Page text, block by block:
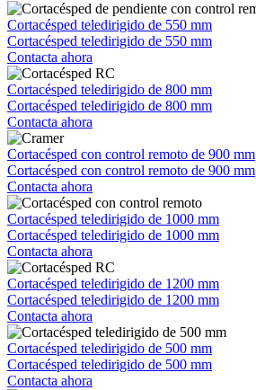
Cortacésped teledirigido de 550 mm
Cortacésped teledirigido de 550 mm
Contacta ahora
Cortacésped teledirigido de 800 mm
Cortacésped teledirigido de 800 mm
Contacta ahora
Cortacésped con control remoto de 900 mm
Cortacésped con control remoto de 900 mm
Contacta ahora
Cortacésped teledirigido de 1000 mm
Cortacésped teledirigido de 1000 mm
Contacta ahora
Cortacésped teledirigido de 1200 mm
Cortacésped teledirigido de 1200 mm
Contacta ahora
Cortacésped teledirigido de 500 mm
Cortacésped teledirigido de 500 mm
Contacta ahora